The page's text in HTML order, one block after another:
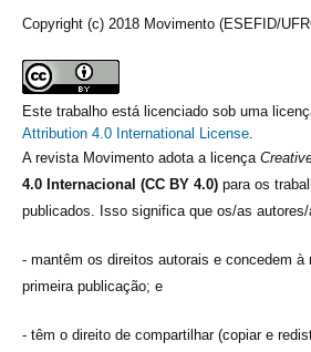
Copyright (c) 2018 Movimento (ESEFID/
Este trabalho está licenciado sob uma
Attribution 4.0 International License.
A revista Movimento adota a licença
4.0 Internacional (CC BY 4.0)para os
publicados. Isso significa que os/as autores/
- mantêm os direitos autorais e concedem à
primeira publicação; e
- têm o direito de compartilhar (copiar e